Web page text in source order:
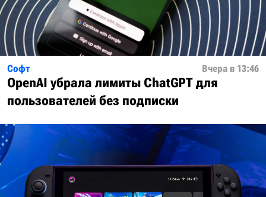
Софт Вчера в 13:46
OpenAI убрала лимиты ChatGPT для
пользователей без подписки